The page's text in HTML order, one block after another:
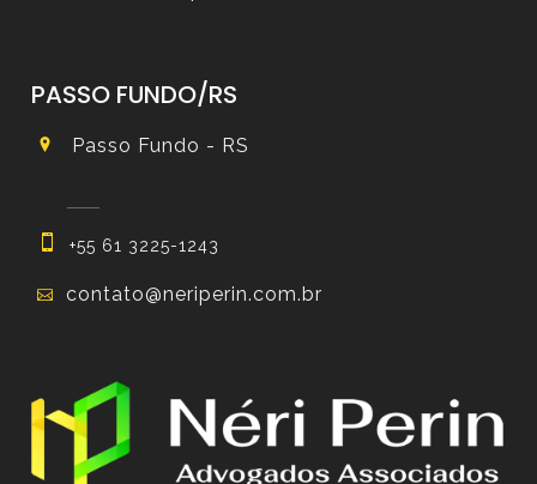
PASSO FUNDO/RS
Passo Fundo - RS
+55 61 3225-1243
contato@neriperin.com.br